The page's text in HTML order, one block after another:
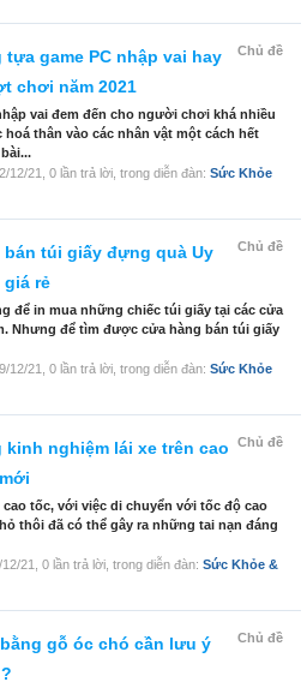
Chủ đề
game PC nhập vai hay
chơi năm 2021
vai đem đến cho người chơi khá nhiều
thân vào các nhân vật một cách hết
12/21 , 0 lần trả lời, trong diễn đàn: Sức Khỏe
Chủ đề
túi giấy đựng quà Uy
rẻ
để in mua những chiếc túi giấy tại các cửa
Nhưng để tìm được cửa hàng bán túi giấy
12/21 , 0 lần trả lời, trong diễn đàn: Sức Khỏe
Chủ đề
nghiệm lái xe trên cao
tốc, với việc di chuyển với tốc độ cao
thôi đã có thể gây ra những tai nạn đáng
21 , 0 lần trả lời, trong diễn đàn: Sức Khỏe &
Chủ đề
gỗ óc chó cần lưu ý